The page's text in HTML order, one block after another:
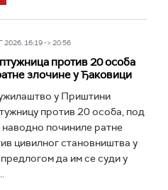
16:19 -> 20:56
против 20 особа
злочине у Ђаковици
у Приштини
против 20 особа, под
починиле ратне
цивилног становништва у
да им се суди у